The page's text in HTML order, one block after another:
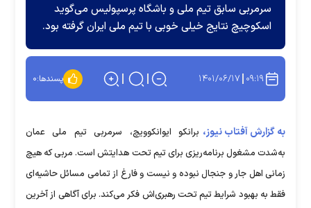
سرمربی سابق تیم ملی و باشگاه پرسپولیس می‌گوید
اسکوچیچ نتایج خیلی خوبی با تیم ملی ایران گرفته بود.
۰۹:۱۹ ۱۴۰۱/۰۶/۱۷ پسندها:۰
به گزارش آفتاب نیوز، برانکو ایوانکوویچ، سرمربی تیم ملی عمان
به‌شدت مشغول برنامه‌ریزی برای تیم تحت هدایتش است. مربی که هیچ
زمانی اهل جار و جنجال نبوده و نیست و فارغ از تمامی مسائل حاشیه‌ای
فقط به بهبود شرایط تیم تحت رهبری‌اش فکر می‌کند. برای آگاهی از آخرین